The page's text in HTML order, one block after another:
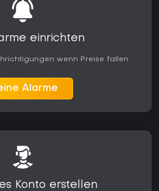
einrichten
wenn Preise fallen
Alarme
Konto erstellen